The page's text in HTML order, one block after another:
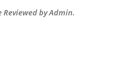
by Admin.